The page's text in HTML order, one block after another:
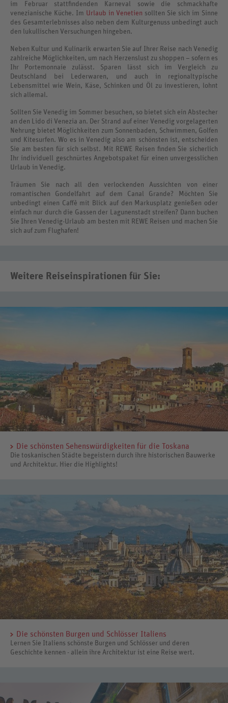
im Februar stattfindenden Karneval sowie die schmackhafte
venezianische Küche. Im Urlaub in Venetien sollten Sie sich im Sinne
des Gesamterlebnisses also neben dem Kulturgenuss unbedingt auch
den lukullischen Versuchungen hingeben.
Neben Kultur und Kulinarik erwarten Sie auf Ihrer Reise nach Venedig
zahlreiche Möglichkeiten, um nach Herzenslust zu shoppen – sofern es
Ihr Portemonnaie zulässt. Sparen lässt sich im Vergleich zu
Deutschland bei Lederwaren, und auch in regionaltypische
Lebensmittel wie Wein, Käse, Schinken und Öl zu investieren, lohnt
sich allemal.
Sollten Sie Venedig im Sommer besuchen, so bietet sich ein Abstecher
an den Lido di Venezia an. Der Strand auf einer Venedig vorgelagerten
Nehrung bietet Möglichkeiten zum Sonnenbaden, Schwimmen, Golfen
und Kitesurfen. Wo es in Venedig also am schönsten ist, entscheiden
Sie am besten für sich selbst. Mit REWE Reisen finden Sie sicherlich
Ihr individuell geschnürtes Angebotspaket für einen unvergesslichen
Urlaub in Venedig.
Träumen Sie nach all den verlockenden Aussichten von einer
romantischen Gondelfahrt auf dem Canal Grande? Möchten Sie
unbedingt einen Caffè mit Blick auf den Markusplatz genießen oder
einfach nur durch die Gassen der Lagunenstadt streifen? Dann buchen
Sie Ihren Venedig-Urlaub am besten mit REWE Reisen und machen Sie
sich auf zum Flughafen!
Weitere Reiseinspirationen für Sie:
Die schönsten Sehenswürdigkeiten für die Toskana
Die toskanischen Städte begeistern durch ihre historischen Bauwerke
und Architektur. Hier die Highlights!
Die schönsten Burgen und Schlösser Italiens
Lernen Sie Italiens schönste Burgen und Schlösser und deren
Geschichte kennen - allein ihre Architektur ist eine Reise wert.